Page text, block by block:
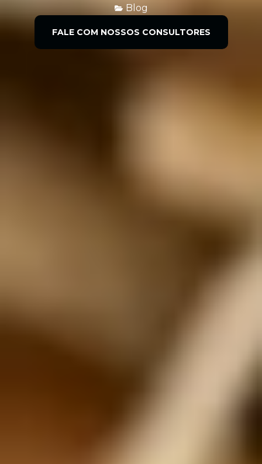
Blog
FALE COM NOSSOS CONSULTORES